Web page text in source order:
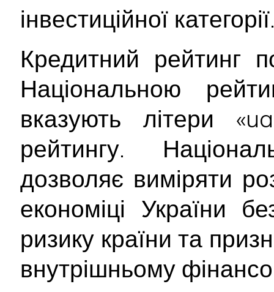
інвестиційної
Кредитний рейтинг
Національною
вказують літери
рейтингу.
дозволяє виміряти
економіці України
ризику країни та
внутрішньому